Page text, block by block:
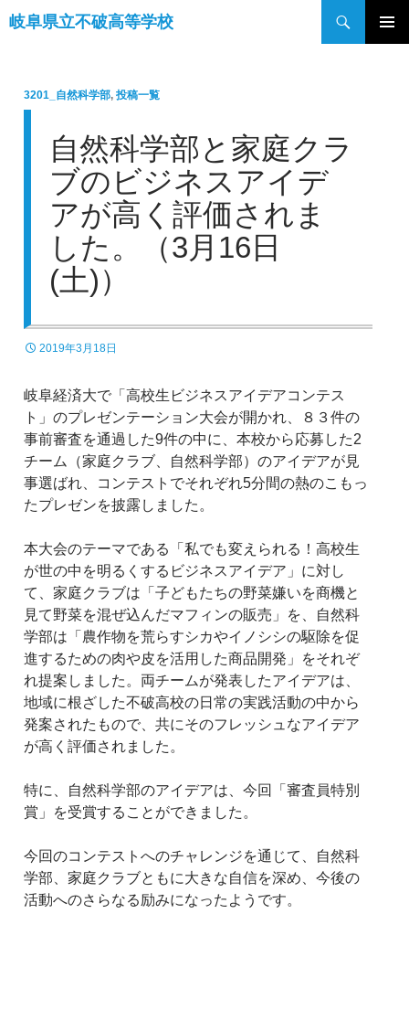
岐阜県立不破高等学校
検
索
3201_自然科学部, 投稿一覧
自然科学部と家庭クラ
ブのビジネスアイデ
アが高く評価されま
した。（3月16日
(土)）
2019年3月18日
岐阜経済大で「高校生ビジネスアイデアコンテス
ト」のプレゼンテーション大会が開かれ、８３件の
事前審査を通過した9件の中に、本校から応募した2
チーム（家庭クラブ、自然科学部）のアイデアが見
事選ばれ、コンテストでそれぞれ5分間の熱のこもっ
たプレゼンを披露しました。
本大会のテーマである「私でも変えられる！高校生
が世の中を明るくするビジネスアイデア」に対し
て、家庭クラブは「子どもたちの野菜嫌いを商機と
見て野菜を混ぜ込んだマフィンの販売」を、自然科
学部は「農作物を荒らすシカやイノシシの駆除を促
進するための肉や皮を活用した商品開発」をそれぞ
れ提案しました。両チームが発表したアイデアは、
地域に根ざした不破高校の日常の実践活動の中から
発案されたもので、共にそのフレッシュなアイデア
が高く評価されました。
特に、自然科学部のアイデアは、今回「審査員特別
賞」を受賞することができました。
今回のコンテストへのチャレンジを通じて、自然科
学部、家庭クラブともに大きな自信を深め、今後の
活動へのさらなる励みになったようです。